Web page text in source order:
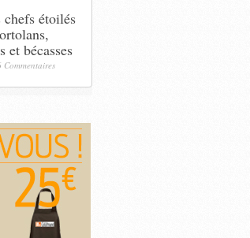
étoilés
et bécasses
Commentaires